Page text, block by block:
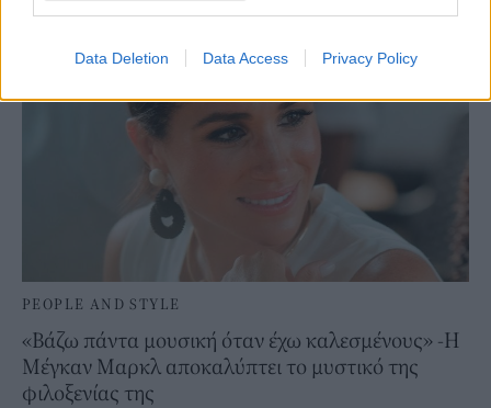
Data Deletion Data Access Privacy Policy
PEOPLE AND STYLE
«Βάζω πάντα μουσική όταν έχω καλεσμένους» -Η
Μέγκαν Μαρκλ αποκαλύπτει το μυστικό της
φιλοξενίας της